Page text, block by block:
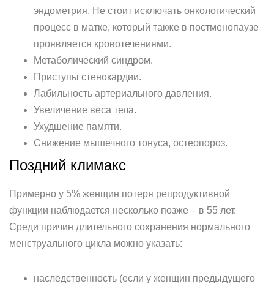
эндометрия. Не стоит исключать онкологический
процесс в матке, который также в постменопаузе
проявляется кровотечениями.
Метаболический синдром.
Приступы стенокардии.
Лабильность артериального давления.
Увеличение веса тела.
Ухудшение памяти.
Снижение мышечного тонуса, остеопороз.
Поздний климакс
Примерно у 5% женщин потеря репродуктивной
функции наблюдается несколько позже – в 55 лет.
Среди причин длительного сохранения нормального
менструального цикла можно указать:
наследственность (если у женщин предыдущего